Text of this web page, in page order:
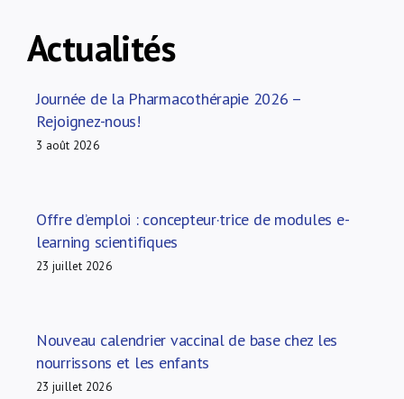
Actualités
Journée de la Pharmacothérapie 2026 –
Rejoignez-nous!
3 août 2026
Offre d’emploi : concepteur·trice de modules e-
learning scientifiques
23 juillet 2026
Nouveau calendrier vaccinal de base chez les
nourrissons et les enfants
23 juillet 2026